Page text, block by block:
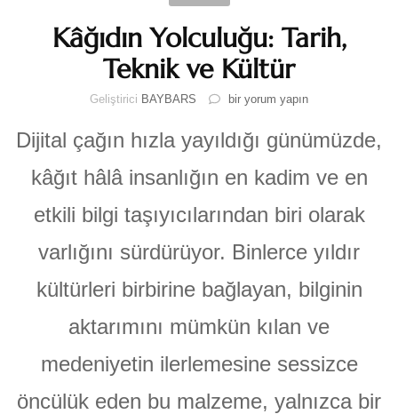
Kâğıdın Yolculuğu: Tarih,
Teknik ve Kültür
Geliştirici BAYBARS
Kâğıdın
Tarih,
Teknik
Kültür
için
bir yorum yapın
Dijital çağın hızla yayıldığı günümüzde,
kâğıt hâlâ insanlığın en kadim ve en
etkili bilgi taşıyıcılarından biri olarak
varlığını sürdürüyor. Binlerce yıldır
kültürleri birbirine bağlayan, bilginin
aktarımını mümkün kılan ve
medeniyetin ilerlemesine sessizce
öncülük eden bu malzeme, yalnızca bir